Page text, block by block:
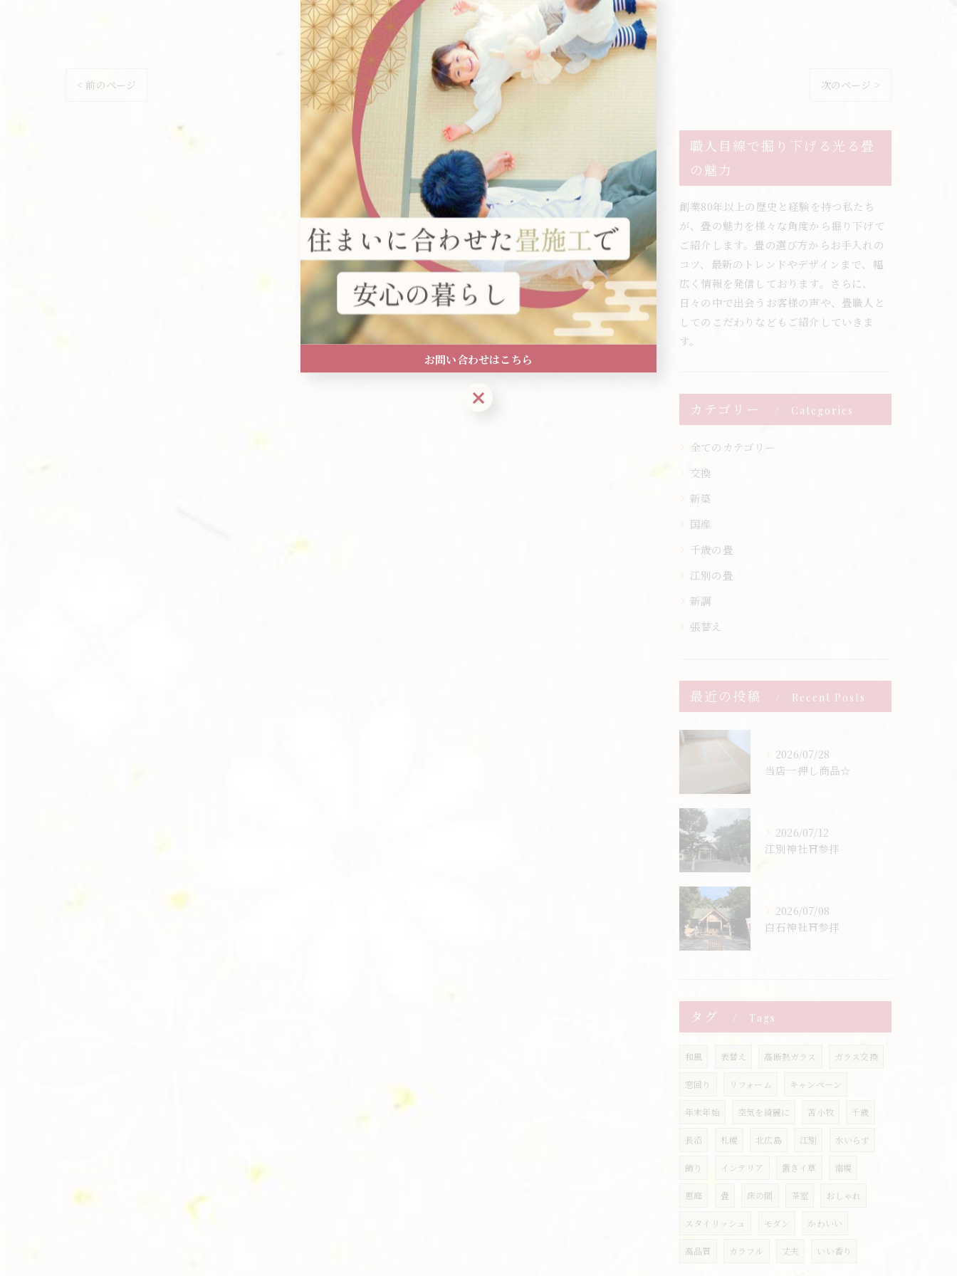
< 前のページ 一覧に戻る 次のページ >
職人目線で掘り下げる光る畳
の魅力
創業80年以上の歴史と経験を持つ私たち
が、畳の魅力を様々な角度から掘り下げて
ご紹介します。畳の選び方からお手入れの
コツ、最新のトレンドやデザインまで、幅
広く情報を発信しております。さらに、
日々の中で出会うお客様の声や、畳職人と
してのこだわりなどもご紹介していきま
す。
カテゴリー Categories
全てのカテゴリー
交換
新築
国産
千歳の畳
江別の畳
新調
張替え
最近の投稿 Recent Posts
2026/07/28
当店一押し商品☆
2026/07/12
江別神社⛩️参拝
2026/07/08
白石神社⛩️参拝
タグ Tags
和風 表替え 高断熱ガラス ガラス交換
窓回り リフォーム キャンペーン
年末年始 空気を綺麗に 苫小牧 千歳
長沼 札幌 北広島 江別 水いらず
飾り インテリア 置きイ草 南幌
恵庭 畳 床の間 茶室 おしゃれ
スタイリッシュ モダン かわいい
高品質 カラフル 丈夫 いい香り
お問い合わせはこちら
お問い合わせはこちら